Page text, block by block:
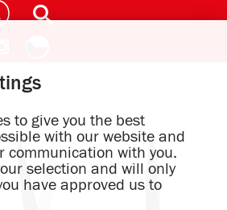
to give you the best
with our website and
communication with you.
selection and will only
have approved us to